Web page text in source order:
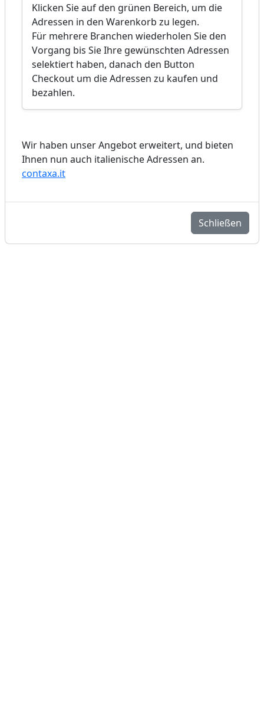
Klicken Sie auf den grünen Bereich, um die
Adressen in den Warenkorb zu legen.
Für mehrere Branchen wiederholen Sie den
Vorgang bis Sie Ihre gewünschten Adressen
selektiert haben, danach den Button
Checkout um die Adressen zu kaufen und
bezahlen.
Wir haben unser Angebot erweitert, und bieten
Ihnen nun auch italienische Adressen an.
contaxa.it
Schließen